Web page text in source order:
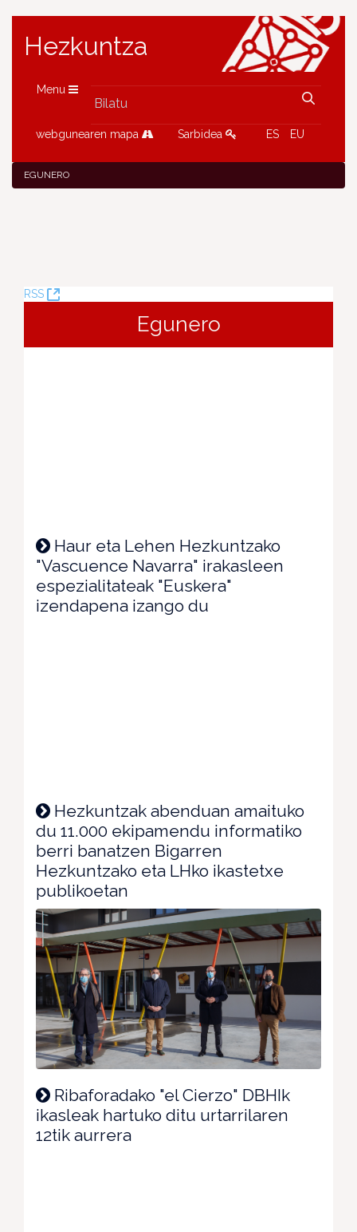
Hezkuntza
Menu
webgunearen mapa Sarbidea ES EU
EGUNERO
RSS
(Leiho
Egunero
Haur eta Lehen Hezkuntzako
"Vascuence Navarra" irakasleen
espezialitateak "Euskera"
izendapena izango du
Hezkuntzak abenduan amaituko
du 11.000 ekipamendu informatiko
berri banatzen Bigarren
Hezkuntzako eta LHko ikastetxe
publikoetan
Ribaforadako "el Cierzo" DBHIk
ikasleak hartuko ditu urtarrilaren
12tik aurrera